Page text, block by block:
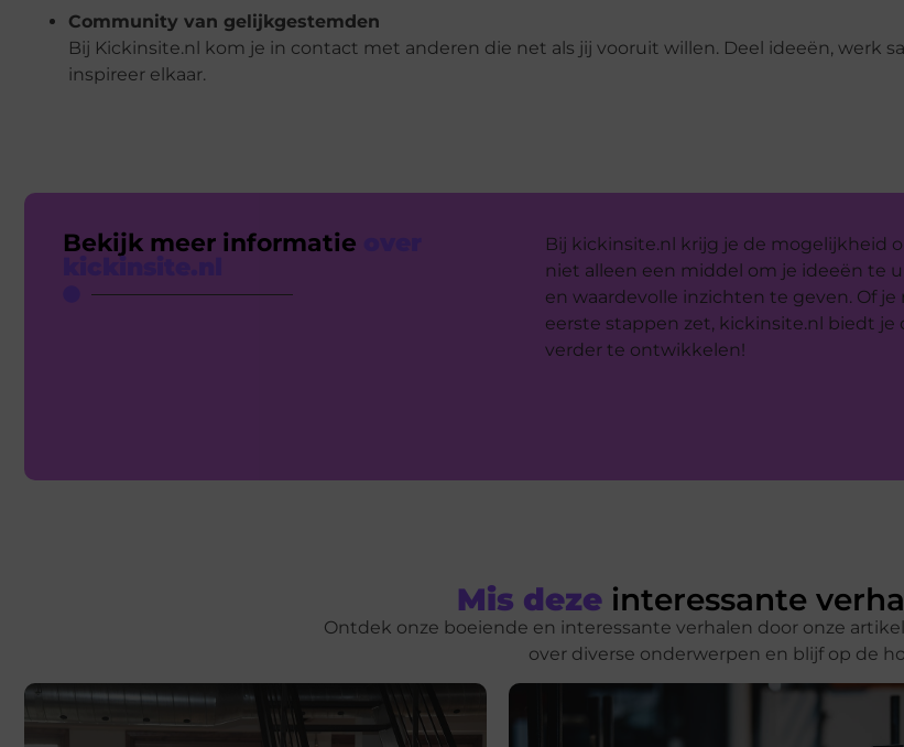
Community van gelijkgestemden
Bij Kickinsite.nl kom je in contact met anderen die net als jij vooruit willen. Deel ideeën, werk
inspireer elkaar.
Bekijk meer informatie
Bij kickinsite.nl krijg je de mogelijkheid
niet alleen een middel om je ideeën te
en waardevolle inzichten te geven. Of
eerste stappen zet, kickinsite.nl biedt
verder te ontwikkelen!
Mis dezeinteressante
Ontdek onze boeiende en interessante verhalen door onze
over diverse onderwerpen en blijf op de